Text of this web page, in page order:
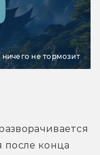
ничего не тормозит
после конца